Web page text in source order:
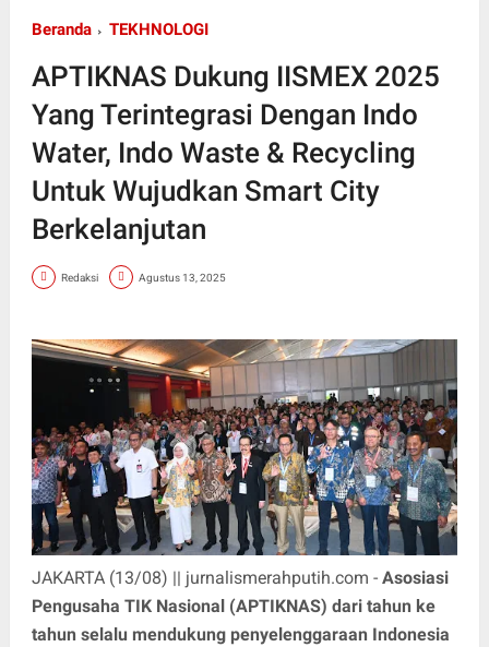
Beranda TEKHNOLOGI
APTIKNAS Dukung IISMEX 2025
Yang Terintegrasi Dengan Indo
Water, Indo Waste & Recycling
Untuk Wujudkan Smart City
Berkelanjutan
Redaksi Agustus 13, 2025
JAKARTA (13/08) || jurnalismerahputih.com - Asosiasi
Pengusaha TIK Nasional (APTIKNAS) dari tahun ke
tahun selalu mendukung penyelenggaraan Indonesia